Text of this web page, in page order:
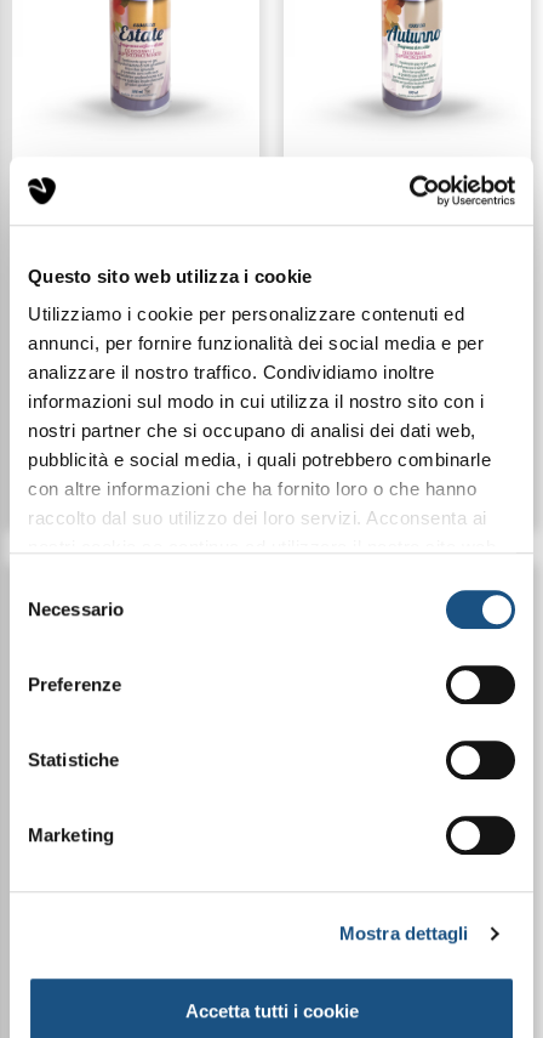
Questo sito web utilizza i cookie
Utilizziamo i cookie per personalizzare contenuti ed
annunci, per fornire funzionalità dei social media e per
analizzare il nostro traffico. Condividiamo inoltre
informazioni sul modo in cui utilizza il nostro sito con i
nostri partner che si occupano di analisi dei dati web,
pubblicità e social media, i quali potrebbero combinarle
con altre informazioni che ha fornito loro o che hanno
raccolto dal suo utilizzo dei loro servizi. Acconsenta ai
delNecessario
Preferenze
Statistiche
Marketing
Mostra dettagli
Accetta tutti i cookie
HALBEA DEODORANTE
ESSENZA ESTATE
€ 16,49
HALBEA DEODORANTE
ESSENZA AUTUNNO
€ 16,49
500ML
ESSENZA INVERNO